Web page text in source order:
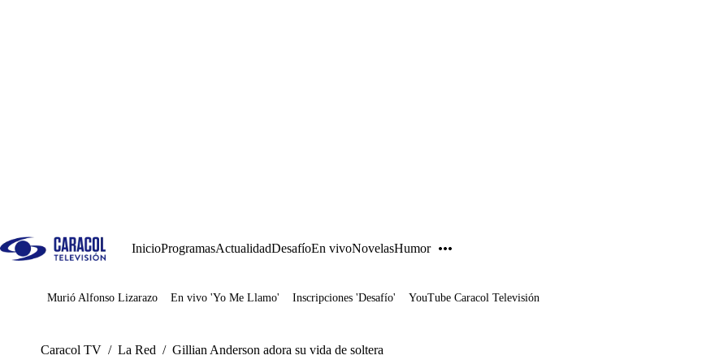
InicioProgramasActualidadDesafíoEn vivoNovelasHumor
Juegos
Murió Alfonso Lizarazo En vivo 'Yo Me Llamo' Inscripciones 'Desafío' YouTube Caracol Televisión
Caracol TV / La Red / Gillian Anderson adora su vida de soltera